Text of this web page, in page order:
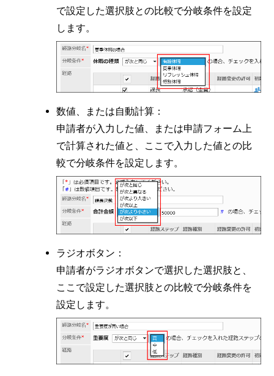
で設定した選択肢との比較で分岐条件を設定
します。
数値、または自動計算：
申請者が入力した値、または申請フォーム上
で計算された値と、ここで入力した値との比
較で分岐条件を設定します。
ラジオボタン：
申請者がラジオボタンで選択した選択肢と、
ここで設定した選択肢との比較で分岐条件を
設定します。